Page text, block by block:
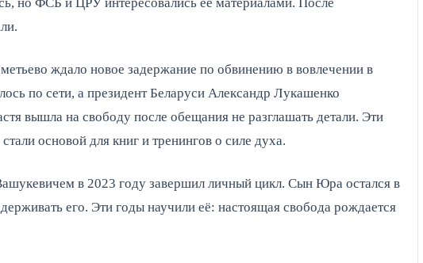
ждало новое задержание по обвинению в вовлечении в
по сети, а президент Беларуси Александр Лукашенко
вышла на свободу после обещания не разглашать детали. Эти
основой для книг и тренингов о силе духа.
в 2023 году завершил личный цикл. Сын Юра остался в
его. Эти годы научили её: настоящая свобода рождается